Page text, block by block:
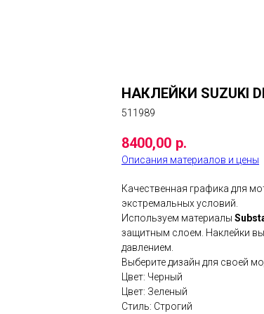
НАКЛЕЙКИ SUZUKI
511989
8400,00 р.
Описания материалов и цены
Качественная графика для
экстремальных условий.
Используем материалы
защитным слоем. Наклейки
давлением.
Выберите дизайн для своей
Цвет: Черный
Цвет: Зеленый
Стиль: Строгий